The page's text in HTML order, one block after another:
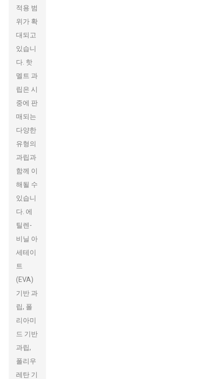
적용 범
위가 확
대되고
있습니
다. 핫
멜트 과
립은 시
중에 판
매되는
다양한
유형의
과립과
함께 이
해될 수
있습니
다. 에
틸렌-
비닐 아
세테이
트
(EVA)
기반 과
립, 폴
리아미
드 기반
과립,
폴리우
레탄 기